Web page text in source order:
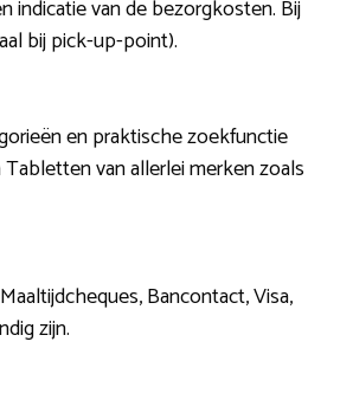
indicatie van de bezorgkosten. Bij
bij pick-up-point).
en praktische zoekfunctie
van allerlei merken zoals
Bancontact, Visa,
zijn.